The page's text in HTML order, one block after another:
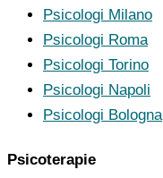
Psicologi Milano
Psicologi Roma
Psicologi Torino
Psicologi Napoli
Psicologi Bologna
Psicoterapie